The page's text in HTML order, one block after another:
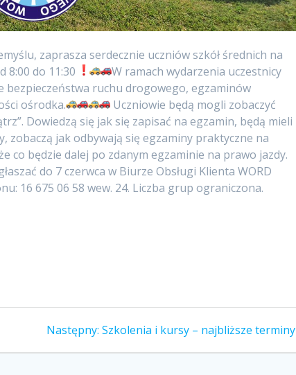
zaprasza serdecznie uczniów szkół średnich na
8:00 do 11:30
W ramach wydarzenia uczestnicy
ruchu drogowego, egzaminów
ośrodka.
Uczniowie będą mogli zobaczyć
Dowiedzą się jak się zapisać na egzamin, będą mieli
zobaczą jak odbywają się egzaminy praktyczne na
co będzie dalej po zdanym egzaminie na prawo jazdy.
do 7 czerwca w Biurze Obsługi Klienta WORD
16 675 06 58 wew. 24. Liczba grup ograniczona.
Następny: Następny
Szkolenia i kursy – najbliższe terminy